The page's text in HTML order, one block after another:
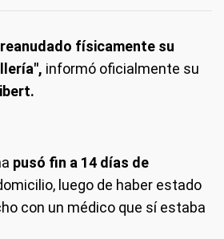
físicamente su
informó oficialmente su
pusó fin a 14 días de
luego de haber estado
con un médico que sí estaba